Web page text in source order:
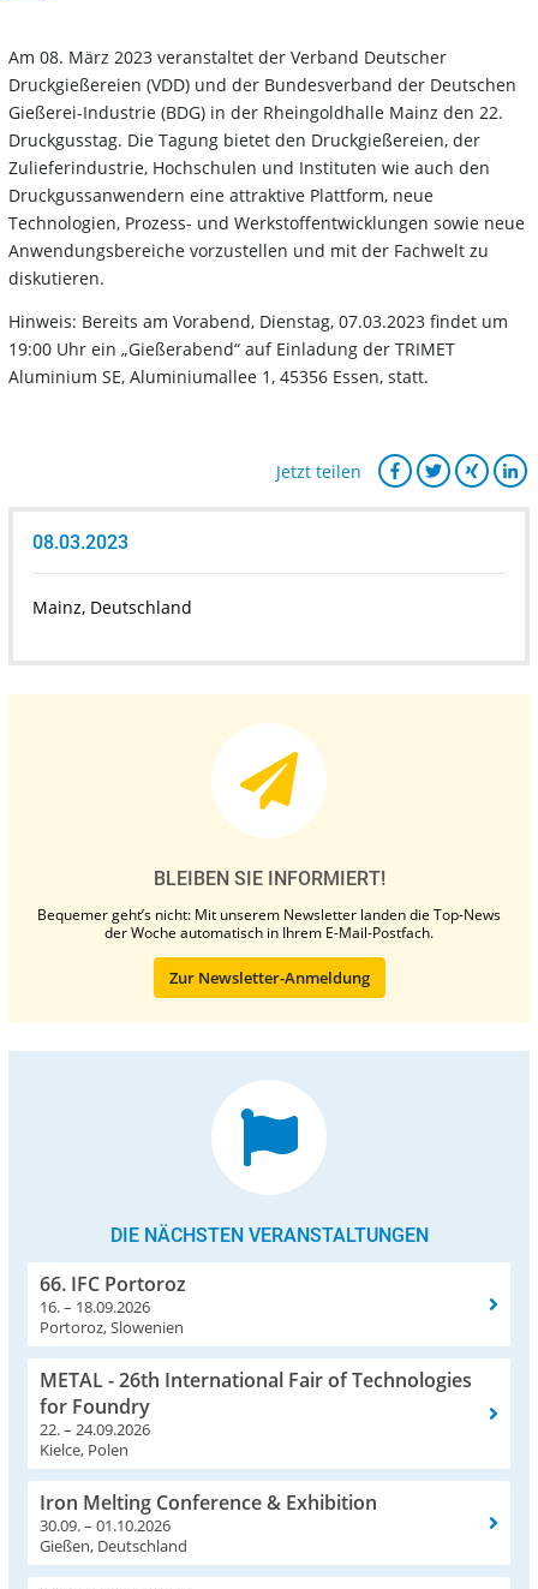
Am 08. März 2023 veranstaltet der Verband Deutscher
Druckgießereien (VDD) und der Bundesverband der Deutschen
Gießerei-Industrie (BDG) in der Rheingoldhalle Mainz den 22.
Druckgusstag. Die Tagung bietet den Druckgießereien, der
Zulieferindustrie, Hochschulen und Instituten wie auch den
Druckgussanwendern eine attraktive Plattform, neue
Technologien, Prozess- und Werkstoffentwicklungen sowie neue
Anwendungsbereiche vorzustellen und mit der Fachwelt zu
diskutieren.
Hinweis: Bereits am Vorabend, Dienstag, 07.03.2023 findet um
19:00 Uhr ein „Gießerabend“ auf Einladung der TRIMET
Aluminium SE, Aluminiumallee 1, 45356 Essen, statt.
Jetzt teilen
08.03.2023
Mainz, Deutschland
BLEIBEN SIE INFORMIERT!
Bequemer geht’s nicht: Mit unserem Newsletter landen die Top-News
der Woche automatisch in Ihrem E-Mail-Postfach.
Zur Newsletter-Anmeldung
DIE NÄCHSTEN VERANSTALTUNGEN
66. IFC Portoroz
16. – 18.09.2026
Portoroz, Slowenien
METAL - 26th International Fair of Technologies
for Foundry
22. – 24.09.2026
Kielce, Polen
Iron Melting Conference & Exhibition
30.09. – 01.10.2026
Gießen, Deutschland